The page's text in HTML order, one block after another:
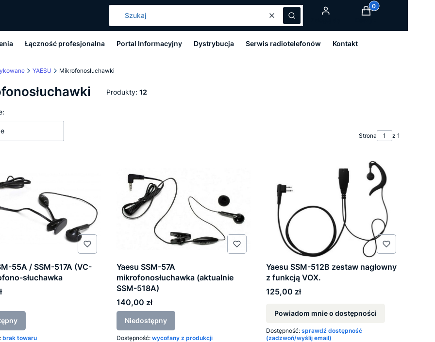
WyczyśćSzukaj
Produkty w
Łączność profesjonalna Portal Informacyjny Dystrybucja Serwis radiotelefonów Kontakt
YAESU Mikrofonosłuchawki
Produkty: 12
Strona z 1
55A / SSM-517A (VC-
słuchawka
brak towaru
Yaesu SSM-57A
mikrofonosłuchawka (aktualnie
SSM-518A)
Cena
140,00 zł
Niedostępny
Dostępność: wycofany z produkcji
Yaesu SSM-512B zestaw nagłowny
z funkcją VOX.
Cena
125,00 zł
Powiadom mnie o dostępności
Dostępność: sprawdź dostępność
(zadzwoń/wyślij email)